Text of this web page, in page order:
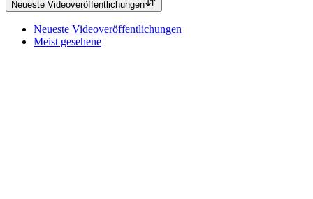
Neueste Videoveröffentlichungen
Neueste Videoveröffentlichungen
Meist gesehene